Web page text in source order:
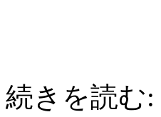
続きを読む: